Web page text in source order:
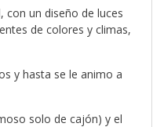
con un diseño de luces
de colores y climas,
y hasta se le animo a
solo de cajón) y el